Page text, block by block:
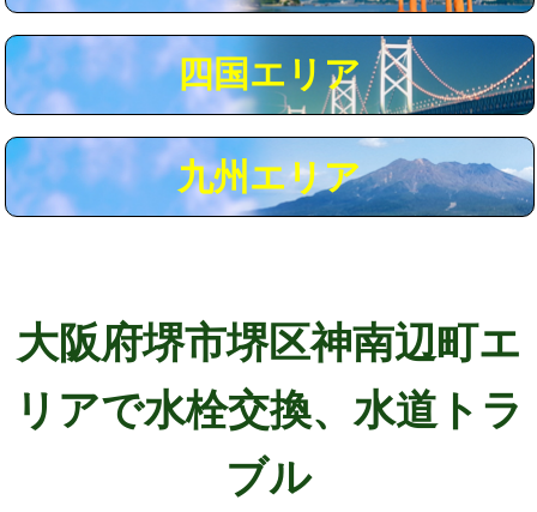
※給水管工事は20mmまでの価格です。
四国エリア
九州エリア
大阪府堺市堺区神南辺町エ
リアで水栓交換、水道トラ
ブル